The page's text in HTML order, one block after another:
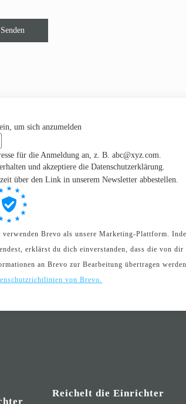
um sich anzumelden
für die Anmeldung an, z. B. abc@xyz.com.
und akzeptiere die Datenschutzerklärung.
über den Link in unserem Newsletter abbestellen.
verwenden Brevo als unsere Marketing-Plattform.
erklärst du dich einverstanden, dass die von dir
an Brevo zur Bearbeitung übertragen
von Brevo.
Reichelt die Einrichter